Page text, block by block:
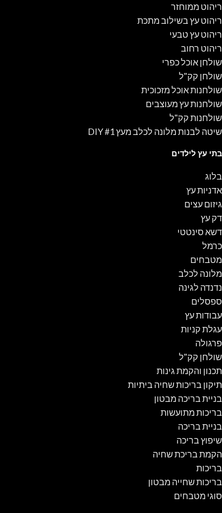
ריהוט ממוחזר
ריהוט עץ בשילוב מתכת
ריהוט עץ טבעי
ריהוט רחוב
שולחן אוכל כפרי
שולחן קק"ל
שולחנות אוכל מזכוכית
שולחנות עץ מעוצבים
שולחנות קק"ל
שיטה לבנות מלונה לכלב מעץ #1 DIY
בתי עץ לילדים
בלוג
אדניות עץ
גיזום עצים
דק עץ
דשא סינטטי
כרמל
מטבחים
מלונה לכלב
נדנדה לגינה
ספסלים
עבודות עץ
עגלת קניות
פרגולה
שולחן קק"ל
תכנון והקמת גינות
תיקון בריכות שחיה ביתיות
בניית בריכה מבטון
בריכות מתועשות
בניית בריכה
שיפוץ בריכה
הקמת בריכת שחיה
בריכות
בריכות שחייה מבטון
סוגי מטבחים